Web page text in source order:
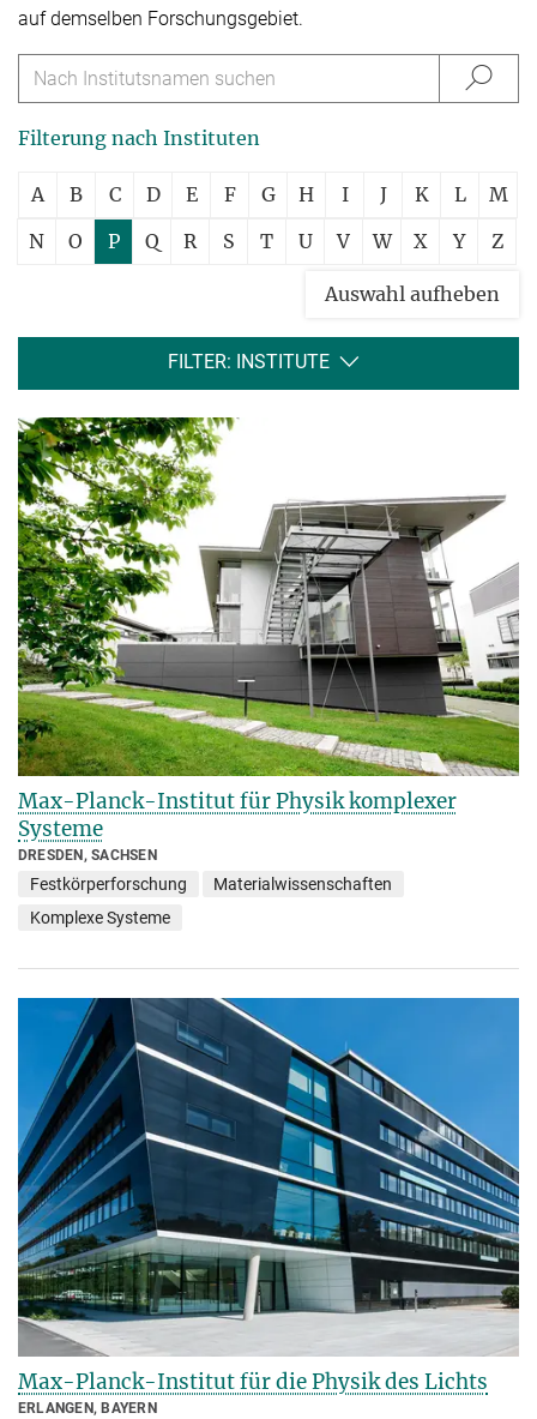
auf demselben Forschungsgebiet.
Filterung nach Instituten
A B C D E F G H I J K L
M
N
O P Q R S T U V W X Y Z
Auswahl aufheben
FILTER: INSTITUTE
Max-Planck-Institut für Physik komplexer
Systeme
DRESDEN, SACHSEN
Festkörperforschung
Materialwissenschaften
Komplexe Systeme
Max-Planck-Institut für die Physik des Lichts
ERLANGEN, BAYERN